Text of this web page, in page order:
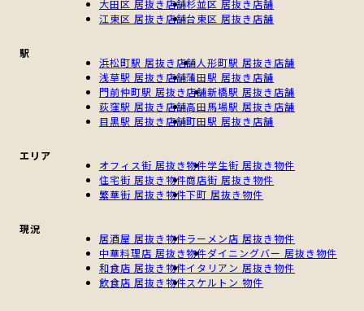
大田区 居抜き店舗杉並区 居抜き店舗
江東区 居抜き店舗台東区 居抜き店舗
駅
浜松町駅 居抜き店舗人形町駅 居抜き店舗
浅草駅 居抜き店舗蒲田駅 居抜き店舗
門前仲町駅 居抜き店舗新橋駅 居抜き店舗
荻窪駅 居抜き店舗高田馬場駅 居抜き店舗
目黒駅 居抜き店舗町田駅 居抜き店舗
エリア
オフィス街 居抜き物件学生街 居抜き物件
住宅街 居抜き物件商店街 居抜き物件
繁華街 居抜き物件下町 居抜き物件
現況
居酒屋 居抜き物件ラーメン店 居抜き物件
中華料理店 居抜き物件ダイニングバー 居抜き物件
和食店 居抜き物件イタリアン 居抜き物件
飲食店 居抜き物件スケルトン 物件